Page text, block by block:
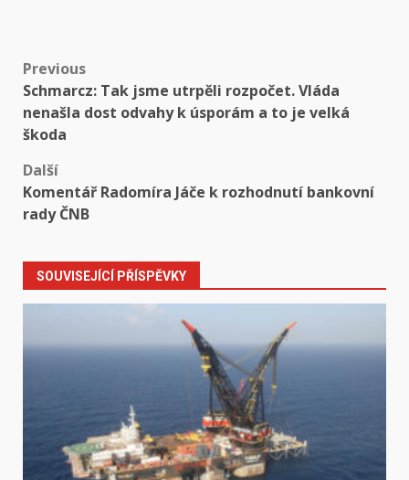
Post
navigation
Previous
Schmarcz: Tak jsme utrpěli rozpočet. Vláda
nenašla dost odvahy k úsporám a to je velká
škoda
Další
Komentář Radomíra Jáče k rozhodnutí bankovní
rady ČNB
SOUVISEJÍCÍ PŘÍSPĚVKY